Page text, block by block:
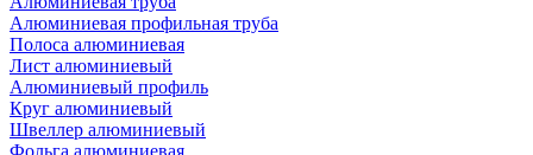
Алюминиевая профильная труба
Полоса алюминиевая
Лист алюминиевый
Алюминиевый профиль
Круг алюминиевый
Швеллер алюминиевый
Фольга алюминиевая